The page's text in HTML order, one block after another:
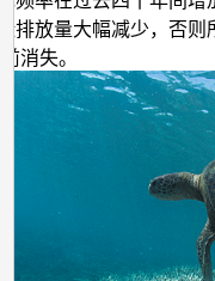
排放量大幅减少，否
消失。